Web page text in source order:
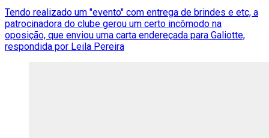
Tendo realizado um "evento" com entrega de brindes e etc, a
patrocinadora do clube gerou um certo incômodo na
oposição, que enviou uma carta endereçada para Galiotte,
respondida por Leila Pereira